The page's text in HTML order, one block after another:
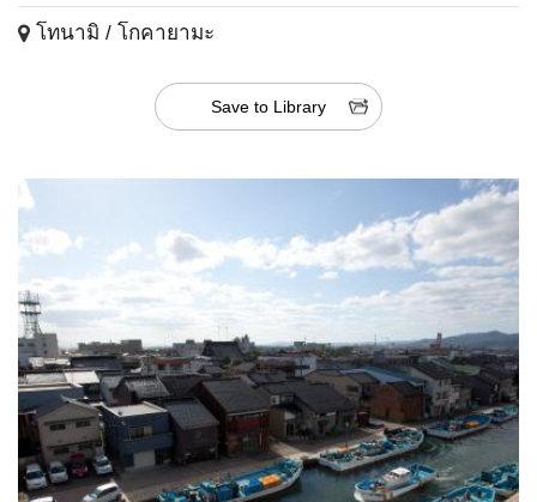
โทนามิ / โกคายามะ
Save to Library